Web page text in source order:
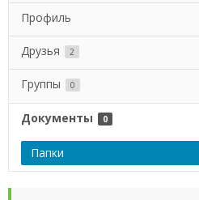
Профиль
Друзья 2
Группы 0
Документы 0
Папки